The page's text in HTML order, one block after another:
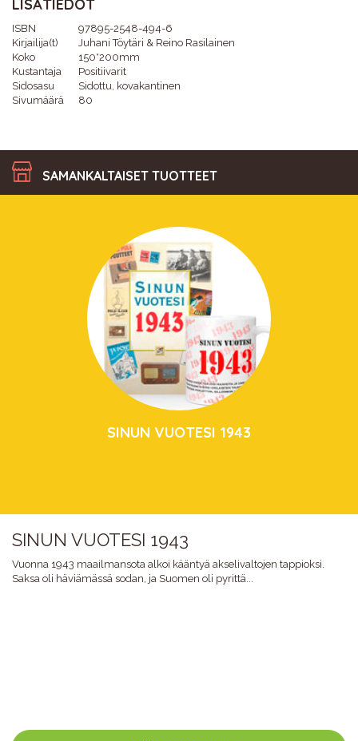
LISÄTIEDOT
ISBN
97895-2548-494-6
Kirjailija(t)
Juhani Töytäri & Reino Rasilainen
Koko
150*200mm
Kustantaja
Positiivarit
Sidosasu
Sidottu, kovakantinen
Sivumäärä
80
SAMANKALTAISET TUOTTEET
SINUN VUOTESI 1943
SINUN VUOTESI 1943
Vuonna 1943 maailmansota alkoi kääntyä akselivaltojen tappioksi.
Saksa oli häviämässä sodan, ja Suomen oli pyrittä...